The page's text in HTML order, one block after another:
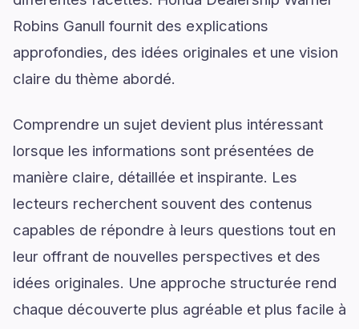
Robins Ganull fournit des explications
approfondies, des idées originales et une vision
claire du thème abordé.
Comprendre un sujet devient plus intéressant
lorsque les informations sont présentées de
manière claire, détaillée et inspirante. Les
lecteurs recherchent souvent des contenus
capables de répondre à leurs questions tout en
leur offrant de nouvelles perspectives et des
idées originales. Une approche structurée rend
chaque découverte plus agréable et plus facile à